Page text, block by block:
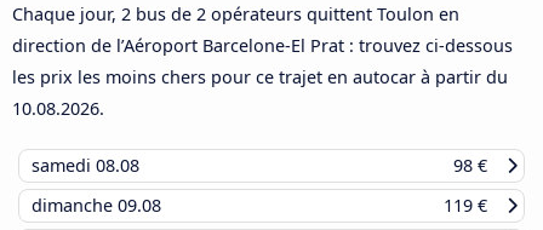
Chaque jour, 2 bus de 2 opérateurs quittent Toulon en
direction de l’Aéroport Barcelone-El Prat : trouvez ci-dessous
les prix les moins chers pour ce trajet en autocar à partir du
10.08.2026.
samedi 08.08
98 €
dimanche 09.08
119 €